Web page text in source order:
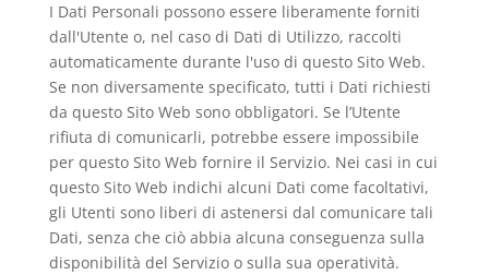
I Dati Personali possono essere liberamente forniti
dall'Utente o, nel caso di Dati di Utilizzo, raccolti
automaticamente durante l'uso di questo Sito Web.
Se non diversamente specificato, tutti i Dati richiesti
da questo Sito Web sono obbligatori. Se l’Utente
rifiuta di comunicarli, potrebbe essere impossibile
per questo Sito Web fornire il Servizio. Nei casi in cui
questo Sito Web indichi alcuni Dati come facoltativi,
gli Utenti sono liberi di astenersi dal comunicare tali
Dati, senza che ciò abbia alcuna conseguenza sulla
disponibilità del Servizio o sulla sua operatività.